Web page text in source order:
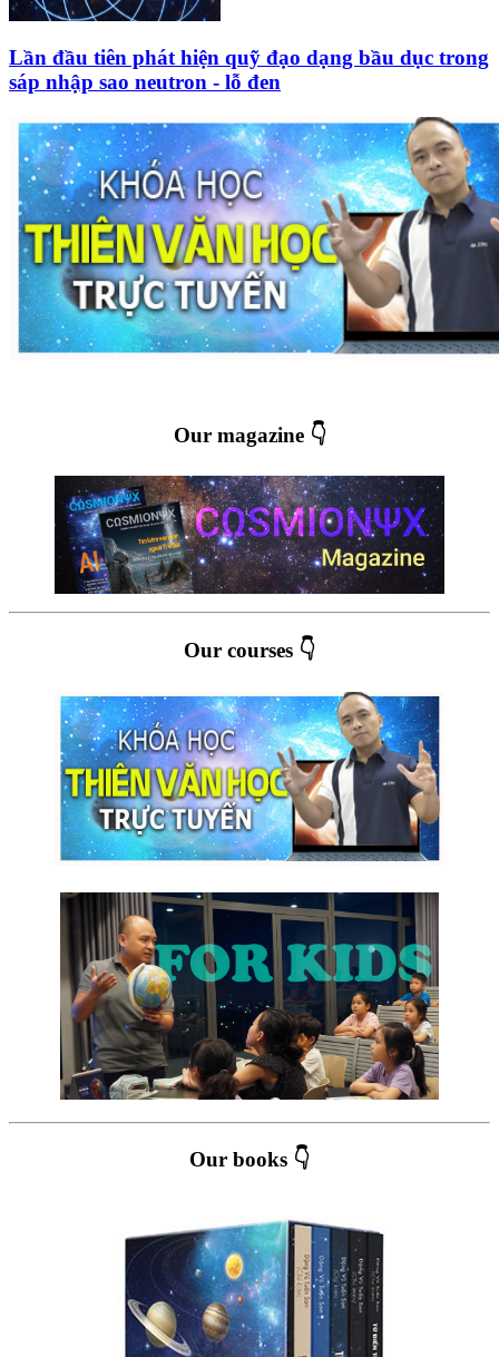
Lần đầu tiên phát hiện quỹ đạo dạng bầu dục trong
sáp nhập sao neutron - lỗ đen
Our magazine 👇
Our courses 👇
Our books 👇